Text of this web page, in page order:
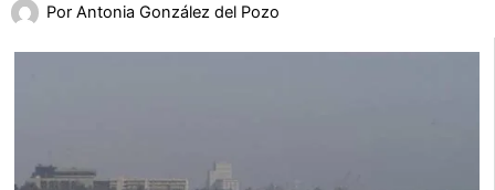
Por Antonia González del Pozo